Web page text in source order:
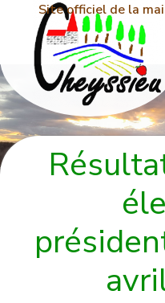
Site officiel de la